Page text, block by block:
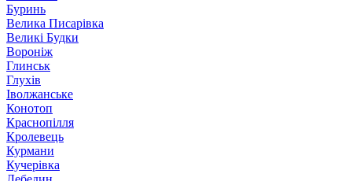
Буринь
Велика Писарівка
Великі Будки
Вороніж
Глинськ
Глухів
Іволжанське
Конотоп
Краснопілля
Кролевець
Курмани
Кучерівка